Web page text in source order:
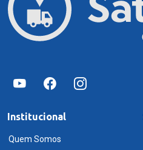
Institucional
Quem Somos